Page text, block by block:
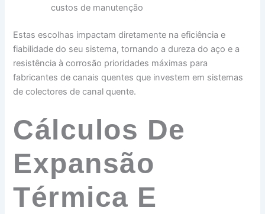
custos de manutenção
Estas escolhas impactam diretamente na eficiência e
fiabilidade do seu sistema, tornando a dureza do aço e a
resistência à corrosão prioridades máximas para
fabricantes de canais quentes que investem em sistemas
de colectores de canal quente.
Cálculos De
Expansão
Térmica E